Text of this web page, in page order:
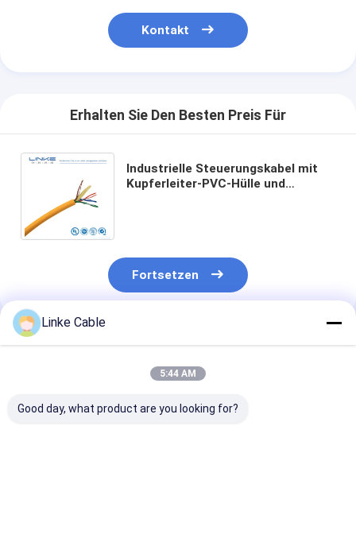
Kontakt
Erhalten Sie Den Besten Preis Für
Industrielle Steuerungskabel mit
Kupferleiter-PVC-Hülle und
Fortsetzen
Empfohlene Produkte
Linke Cable
5:44 AM
Good day, what product are you looking for?